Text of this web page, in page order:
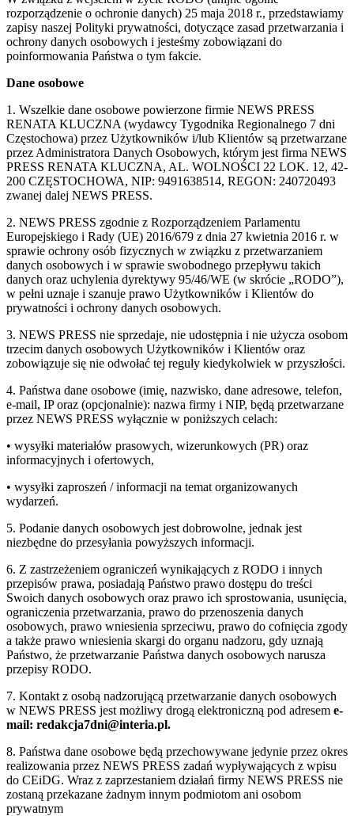
rozporządzenie o ochronie danych) 25 maja 2018 r., przedstawiamy
zapisy naszej Polityki prywatności, dotyczące zasad przetwarzania i
ochrony danych osobowych i jesteśmy zobowiązani do
poinformowania Państwa o tym fakcie.
Dane osobowe
1. Wszelkie dane osobowe powierzone firmie NEWS PRESS
RENATA KLUCZNA (wydawcy Tygodnika Regionalnego 7 dni
Częstochowa) przez Użytkowników i/lub Klientów są przetwarzane
przez Administratora Danych Osobowych, którym jest firma NEWS
PRESS RENATA KLUCZNA, AL. WOLNOŚCI 22 LOK. 12, 42-
200 CZĘSTOCHOWA, NIP: 9491638514, REGON: 240720493
zwanej dalej NEWS PRESS.
2. NEWS PRESS zgodnie z Rozporządzeniem Parlamentu
Europejskiego i Rady (UE) 2016/679 z dnia 27 kwietnia 2016 r. w
sprawie ochrony osób fizycznych w związku z przetwarzaniem
danych osobowych i w sprawie swobodnego przepływu takich
danych oraz uchylenia dyrektywy 95/46/WE (w skrócie „RODO”),
w pełni uznaje i szanuje prawo Użytkowników i Klientów do
prywatności i ochrony danych osobowych.
3. NEWS PRESS nie sprzedaje, nie udostępnia i nie użycza osobom
trzecim danych osobowych Użytkowników i Klientów oraz
zobowiązuje się nie odwołać tej reguły kiedykolwiek w przyszłości.
4. Państwa dane osobowe (imię, nazwisko, dane adresowe, telefon,
e-mail, IP oraz (opcjonalnie): nazwa firmy i NIP, będą przetwarzane
przez NEWS PRESS wyłącznie w poniższych celach:
• wysyłki materiałów prasowych, wizerunkowych (PR) oraz
informacyjnych i ofertowych,
• wysyłki zaproszeń / informacji na temat organizowanych
wydarzeń.
5. Podanie danych osobowych jest dobrowolne, jednak jest
niezbędne do przesyłania powyższych informacji.
6. Z zastrzeżeniem ograniczeń wynikających z RODO i innych
przepisów prawa, posiadają Państwo prawo dostępu do treści
Swoich danych osobowych oraz prawo ich sprostowania, usunięcia,
ograniczenia przetwarzania, prawo do przenoszenia danych
osobowych, prawo wniesienia sprzeciwu, prawo do cofnięcia zgody
a także prawo wniesienia skargi do organu nadzoru, gdy uznają
Państwo, że przetwarzanie Państwa danych osobowych narusza
przepisy RODO.
7. Kontakt z osobą nadzorującą przetwarzanie danych osobowych
w NEWS PRESS jest możliwy drogą elektroniczną pod adresem e-
mail: redakcja7dni@interia.pl.
8. Państwa dane osobowe będą przechowywane jedynie przez okres
realizowania przez NEWS PRESS zadań wypływających z wpisu
do CEiDG. Wraz z zaprzestaniem działań firmy NEWS PRESS nie
zostaną przekazane żadnym innym podmiotom ani osobom
prywatnym